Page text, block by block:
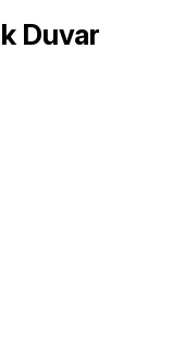
Duvar